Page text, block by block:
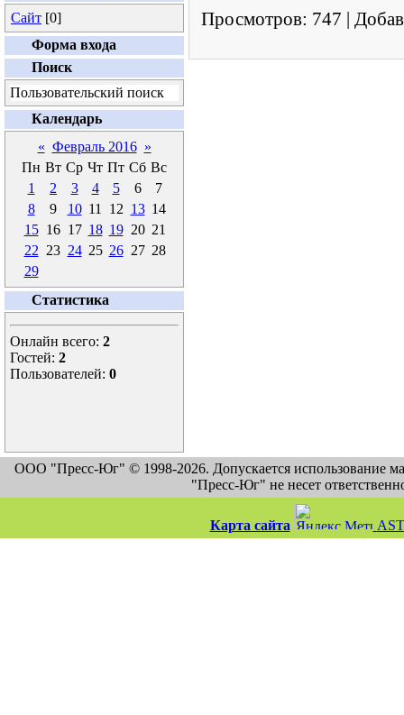
Сайт [0]
Форма входа
Поиск
Пользовательский поиск
Календарь
« Февраль 2016 »
Пн Вт Ср Чт Пт Сб Вс
1
2 3 4 5 6
7
8
9 10 11 12 13 14
15 16 17 18 19 20 21
22 23 24 25 26 27 28
29
Статистика
Онлайн всего: 2
Гостей: 2
Пользователей: 0
Просмотров: 747 |
ООО "Пресс-Юг" © 1998-2026. Допускается использование
"Пресс-Юг" не несет
Карта сайта